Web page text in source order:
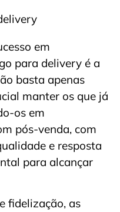
em
para delivery é a
basta apenas
manter os que já
os em
pós-venda, com
e resposta
para alcançar
fidelização, as